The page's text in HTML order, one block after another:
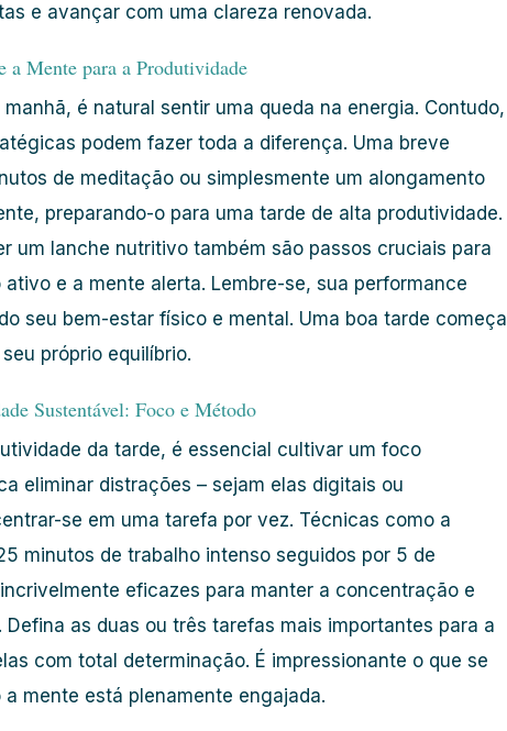
e avançar com uma clareza renovada.
a Mente para a Produtividade
é natural sentir uma queda na energia. Contudo,
podem fazer toda a diferença. Uma breve
de meditação ou simplesmente um alongamento
preparando-o para uma tarde de alta produtividade.
um lanche nutritivo também são passos cruciais para
e a mente alerta. Lembre-se, sua performance
seu bem-estar físico e mental. Uma boa tarde começa
próprio equilíbrio.
Sustentável: Foco e Método
da tarde, é essencial cultivar um foco
eliminar distrações – sejam elas digitais ou
se em uma tarefa por vez. Técnicas como a
minutos de trabalho intenso seguidos por 5 de
eficazes para manter a concentração e
as duas ou três tarefas mais importantes para a
com total determinação. É impressionante o que se
mente está plenamente engajada.